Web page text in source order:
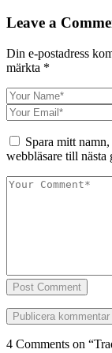
Leave a
Din e-postadress
märkta *
Spara mitt
webbläsare till nästa
Post Comment
4 Comments on “